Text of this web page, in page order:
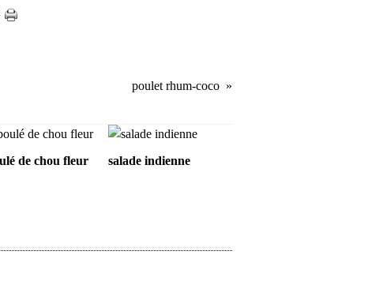
poulet rhum-coco
de chou fleur salade indienne